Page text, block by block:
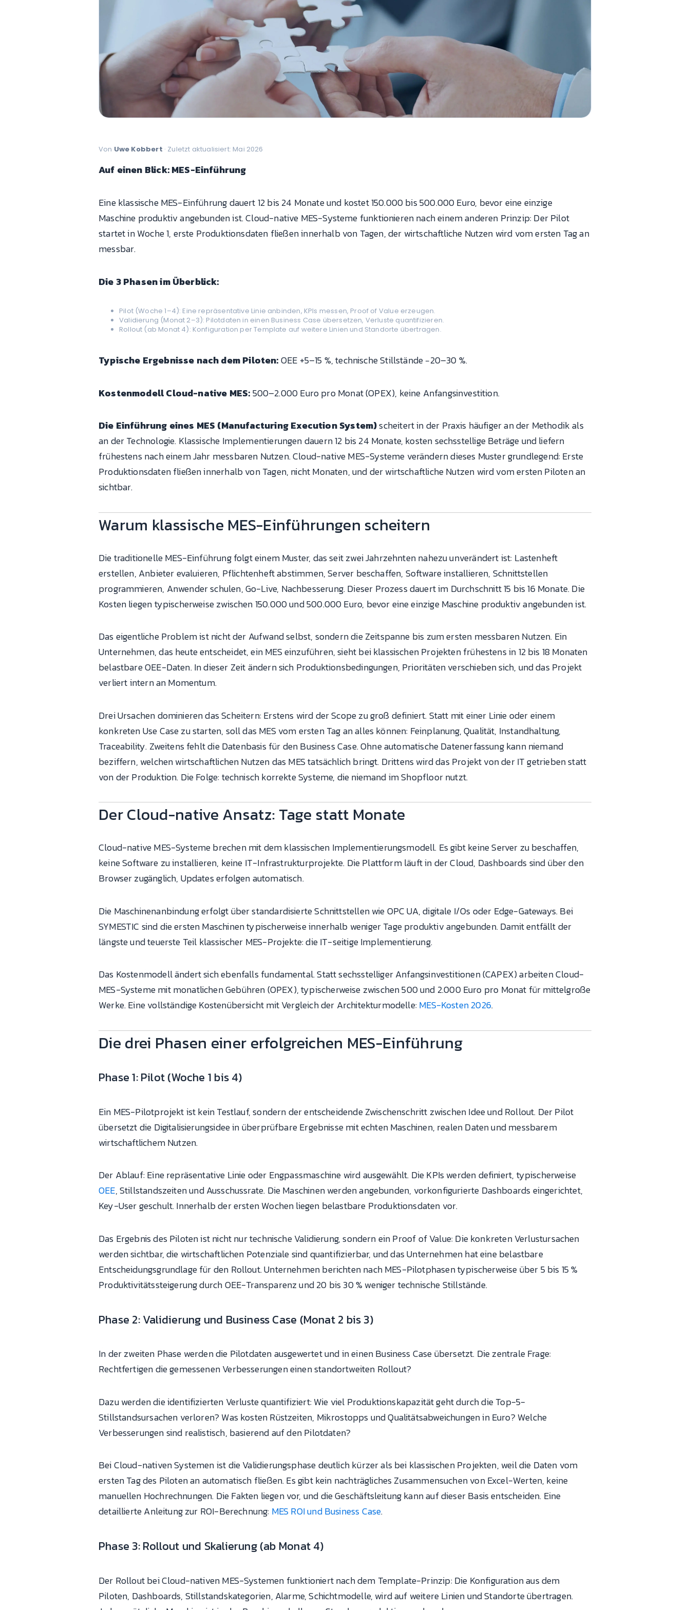
Von Uwe Kobbert · Zuletzt aktualisiert: Mai 2026
Auf einen Blick: MES-Einführung
Eine klassische MES-Einführung dauert 12 bis 24 Monate und kostet 150.000 bis 500.000 Euro, bevor eine einzige
Maschine produktiv angebunden ist. Cloud-native MES-Systeme funktionieren nach einem anderen Prinzip: Der Pilot
startet in Woche 1, erste Produktionsdaten fließen innerhalb von Tagen, der wirtschaftliche Nutzen wird vom ersten Tag an
messbar.
Die 3 Phasen im Überblick:
Pilot (Woche 1–4): Eine repräsentative Linie anbinden, KPIs messen, Proof of Value erzeugen.
Validierung (Monat 2–3): Pilotdaten in einen Business Case übersetzen, Verluste quantifizieren.
Rollout (ab Monat 4): Konfiguration per Template auf weitere Linien und Standorte übertragen.
Typische Ergebnisse nach dem Piloten:OEE +5–15 %, technische Stillstände −20–30 %.
Kostenmodell Cloud-native MES:500–2.000 Euro pro Monat (OPEX), keine Anfangsinvestition.
Die Einführung eines MES (Manufacturing Execution System)scheitert in der Praxis häufiger an der Methodik als
an der Technologie. Klassische Implementierungen dauern 12 bis 24 Monate, kosten sechsstellige Beträge und liefern
frühestens nach einem Jahr messbaren Nutzen. Cloud-native MES-Systeme verändern dieses Muster grundlegend: Erste
Produktionsdaten fließen innerhalb von Tagen, nicht Monaten, und der wirtschaftliche Nutzen wird vom ersten Piloten an
sichtbar.
Warum klassische MES-Einführungen scheitern
Die traditionelle MES-Einführung folgt einem Muster, das seit zwei Jahrzehnten nahezu unverändert ist: Lastenheft
erstellen, Anbieter evaluieren, Pflichtenheft abstimmen, Server beschaffen, Software installieren, Schnittstellen
programmieren, Anwender schulen, Go-Live, Nachbesserung. Dieser Prozess dauert im Durchschnitt 15 bis 16 Monate. Die
Kosten liegen typischerweise zwischen 150.000 und 500.000 Euro, bevor eine einzige Maschine produktiv angebunden ist.
Das eigentliche Problem ist nicht der Aufwand selbst, sondern die Zeitspanne bis zum ersten messbaren Nutzen. Ein
Unternehmen, das heute entscheidet, ein MES einzuführen, sieht bei klassischen Projekten frühestens in 12 bis 18 Monaten
belastbare OEE-Daten. In dieser Zeit ändern sich Produktionsbedingungen, Prioritäten verschieben sich, und das Projekt
verliert intern an Momentum.
Drei Ursachen dominieren das Scheitern: Erstens wird der Scope zu groß definiert. Statt mit einer Linie oder einem
konkreten Use Case zu starten, soll das MES vom ersten Tag an alles können: Feinplanung, Qualität, Instandhaltung,
Traceability. Zweitens fehlt die Datenbasis für den Business Case. Ohne automatische Datenerfassung kann niemand
beziffern, welchen wirtschaftlichen Nutzen das MES tatsächlich bringt. Drittens wird das Projekt von der IT getrieben statt
von der Produktion. Die Folge: technisch korrekte Systeme, die niemand im Shopfloor nutzt.
Der Cloud-native Ansatz: Tage statt Monate
Cloud-native MES-Systeme brechen mit dem klassischen Implementierungsmodell. Es gibt keine Server zu beschaffen,
keine Software zu installieren, keine IT-Infrastrukturprojekte. Die Plattform läuft in der Cloud, Dashboards sind über den
Browser zugänglich, Updates erfolgen automatisch.
Die Maschinenanbindung erfolgt über standardisierte Schnittstellen wie OPC UA, digitale I/Os oder Edge-Gateways. Bei
SYMESTIC sind die ersten Maschinen typischerweise innerhalb weniger Tage produktiv angebunden. Damit entfällt der
längste und teuerste Teil klassischer MES-Projekte: die IT-seitige Implementierung.
Das Kostenmodell ändert sich ebenfalls fundamental. Statt sechsstelliger Anfangsinvestitionen (CAPEX) arbeiten Cloud-
MES-Systeme mit monatlichen Gebühren (OPEX), typischerweise zwischen 500 und 2.000 Euro pro Monat für mittelgroße
Werke. Eine vollständige Kostenübersicht mit Vergleich der Architekturmodelle:MES-Kosten 2026.
Die drei Phasen einer erfolgreichen MES-Einführung
Phase 1: Pilot (Woche 1 bis 4)
Ein MES-Pilotprojekt ist kein Testlauf, sondern der entscheidende Zwischenschritt zwischen Idee und Rollout. Der Pilot
übersetzt die Digitalisierungsidee in überprüfbare Ergebnisse mit echten Maschinen, realen Daten und messbarem
wirtschaftlichem Nutzen.
Der Ablauf: Eine repräsentative Linie oder Engpassmaschine wird ausgewählt. Die KPIs werden definiert, typischerweise
OEE, Stillstandszeiten und Ausschussrate. Die Maschinen werden angebunden, vorkonfigurierte Dashboards eingerichtet,
Key-User geschult. Innerhalb der ersten Wochen liegen belastbare Produktionsdaten vor.
Das Ergebnis des Piloten ist nicht nur technische Validierung, sondern ein Proof of Value: Die konkreten Verlustursachen
werden sichtbar, die wirtschaftlichen Potenziale sind quantifizierbar, und das Unternehmen hat eine belastbare
Entscheidungsgrundlage für den Rollout. Unternehmen berichten nach MES-Pilotphasen typischerweise über 5 bis 15 %
Produktivitätssteigerung durch OEE-Transparenz und 20 bis 30 % weniger technische Stillstände.
Phase 2: Validierung und Business Case (Monat 2 bis 3)
In der zweiten Phase werden die Pilotdaten ausgewertet und in einen Business Case übersetzt. Die zentrale Frage:
Rechtfertigen die gemessenen Verbesserungen einen standortweiten Rollout?
Dazu werden die identifizierten Verluste quantifiziert: Wie viel Produktionskapazität geht durch die Top-5-
Stillstandsursachen verloren? Was kosten Rüstzeiten, Mikrostopps und Qualitätsabweichungen in Euro? Welche
Verbesserungen sind realistisch, basierend auf den Pilotdaten?
Bei Cloud-nativen Systemen ist die Validierungsphase deutlich kürzer als bei klassischen Projekten, weil die Daten vom
ersten Tag des Piloten an automatisch fließen. Es gibt kein nachträgliches Zusammensuchen von Excel-Werten, keine
manuellen Hochrechnungen. Die Fakten liegen vor, und die Geschäftsleitung kann auf dieser Basis entscheiden. Eine
detaillierte Anleitung zur ROI-Berechnung: MES ROI und Business Case.
Phase 3: Rollout und Skalierung (ab Monat 4)
Der Rollout bei Cloud-nativen MES-Systemen funktioniert nach dem Template-Prinzip: Die Konfiguration aus dem
Piloten, Dashboards, Stillstandskategorien, Alarme, Schichtmodelle, wird auf weitere Linien und Standorte übertragen.